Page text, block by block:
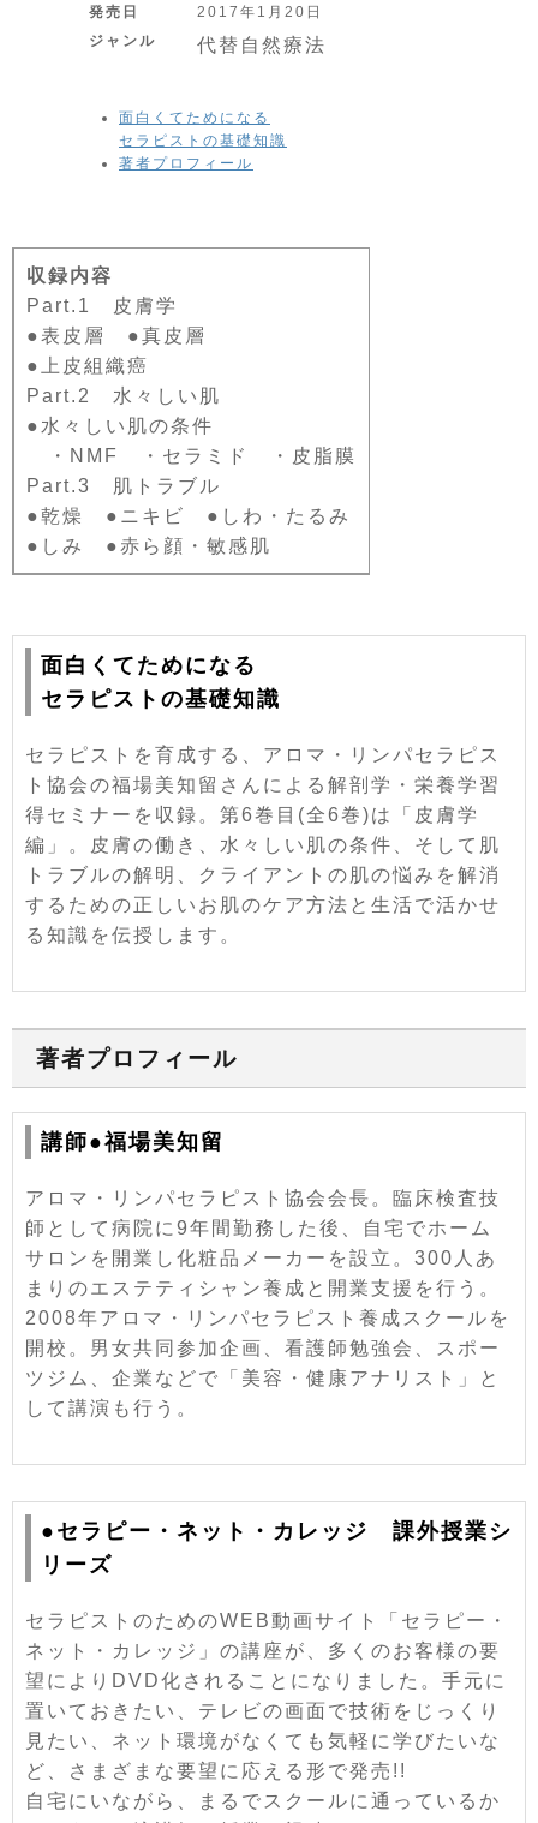
発売日
2017年1月20日
ジャンル
代替自然療法
面白くてためになる
セラピストの基礎知識
著者プロフィール
収録内容
Part.1 皮膚学
●表皮層 ●真皮層
●上皮組織癌
Part.2 水々しい肌
●水々しい肌の条件
・NMF ・セラミド ・皮脂膜
Part.3 肌トラブル
●乾燥 ●ニキビ ●しわ・たるみ
●しみ ●赤ら顔・敏感肌
面白くてためになる
セラピストの基礎知識
セラピストを育成する、アロマ・リンパセラピス
ト協会の福場美知留さんによる解剖学・栄養学習
得セミナーを収録。第6巻目(全6巻)は「皮膚学
編」。皮膚の働き、水々しい肌の条件、そして肌
トラブルの解明、クライアントの肌の悩みを解消
するための正しいお肌のケア方法と生活で活かせ
る知識を伝授します。
著者プロフィール
講師●福場美知留
アロマ・リンパセラピスト協会会長。臨床検査技
師として病院に9年間勤務した後、自宅でホーム
サロンを開業し化粧品メーカーを設立。300人あ
まりのエステティシャン養成と開業支援を行う。
2008年アロマ・リンパセラピスト養成スクールを
開校。男女共同参加企画、看護師勉強会、スポー
ツジム、企業などで「美容・健康アナリスト」と
して講演も行う。
●セラピー・ネット・カレッジ 課外授業シ
リーズ
セラピストのためのWEB動画サイト「セラピー・
ネット・カレッジ」の講座が、多くのお客様の要
望によりDVD化されることになりました。手元に
置いておきたい、テレビの画面で技術をじっくり
見たい、ネット環境がなくても気軽に学びたいな
ど、さまざまな要望に応える形で発売!!
自宅にいながら、まるでスクールに通っているか